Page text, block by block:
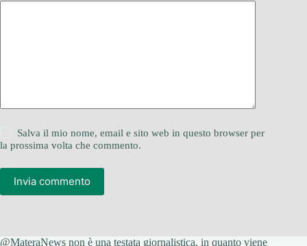
Salva il mio nome, email e sito web in questo browser per
la prossima volta che commento.
Invia commento
@MateraNews non è una testata giornalistica, in quanto viene